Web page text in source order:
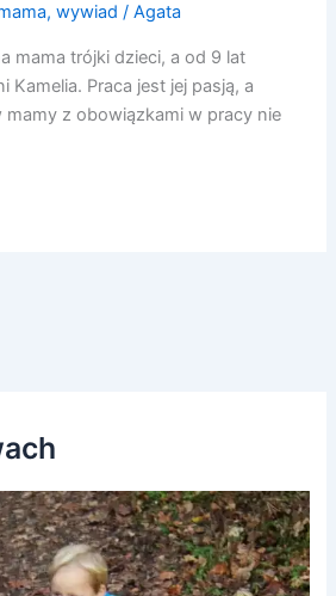
,wywiad /Agata
mama trójki dzieci, a od 9 lat
Kamelia. Praca jest jej pasją, a
mamy z obowiązkami w pracy nie